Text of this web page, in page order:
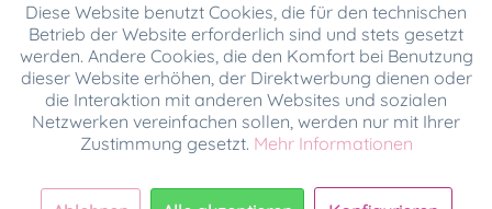
Diese Website benutzt Cookies, die für den technischen
Betrieb der Website erforderlich sind und stets gesetzt
werden. Andere Cookies, die den Komfort bei Benutzung
dieser Website erhöhen, der Direktwerbung dienen oder
die Interaktion mit anderen Websites und sozialen
Netzwerken vereinfachen sollen, werden nur mit Ihrer
Zustimmung gesetzt. Mehr Informationen